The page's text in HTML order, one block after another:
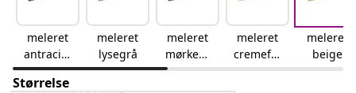
meleret
antracitg
rå
meleret
lysegrå
meleret
mørkegr
å
meleret
cremefar
vet
meleret
beige
Størrelse